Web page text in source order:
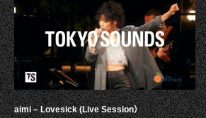
aimi – Lovesick (Live Session）